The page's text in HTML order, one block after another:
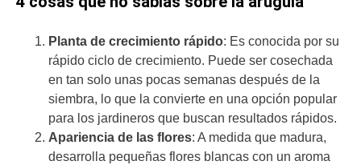
Planta de crecimiento rápido: Es conocida por su
rápido ciclo de crecimiento. Puede ser cosechada
en tan solo unas pocas semanas después de la
siembra, lo que la convierte en una opción popular
para los jardineros que buscan resultados rápidos.
Apariencia de las flores: A medida que madura,
desarrolla pequeñas flores blancas con un aroma